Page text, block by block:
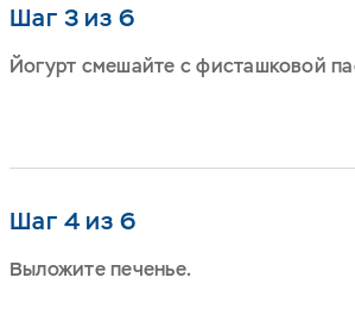
Шаг 3 из 6
Йогурт смешайте с фисташковой
Шаг 4 из 6
Выложите печенье.